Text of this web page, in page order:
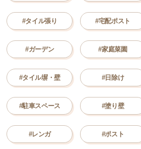
#タイル張り #宅配ポスト
#ガーデン #家庭菜園
#タイル塀・壁 #日除け
#駐車スペース #塗り壁
#レンガ #ポスト